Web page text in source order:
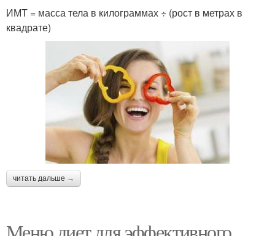
ИМТ = масса тела в килограммах ÷ (рост в метрах в
квадрате)
читать дальше →